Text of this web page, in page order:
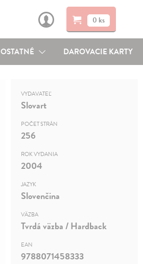
0 ks
OSTATNÉ DAROVACIE KARTY
VYDAVATEĽ
Slovart
POČET STRÁN
256
ROK VYDANIA
2004
JAZYK
Slovenčina
VÄZBA
Tvrdá väzba / Hardback
EAN
9788071458333